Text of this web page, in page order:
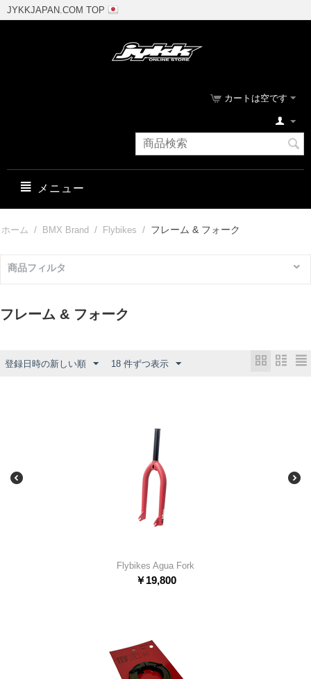
JYKKJAPAN.COM TOP
カートは空です
メニュー
ホーム / BMX Brand / Flybikes / フレーム & フォーク
商品フィルタ
フレーム & フォーク
登録日時の新しい順 18 件ずつ表示
Flybikes Agua Fork
￥19,800